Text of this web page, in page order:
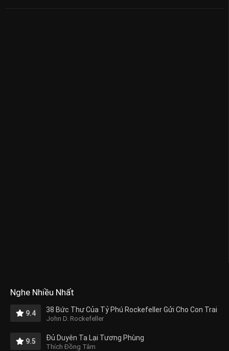
Nghe Nhiều Nhất
9.4 38 Bức Thư Của Tỷ Phú Rockefeller Gửi Cho Con Trai
John D. Rockefeller
9.5 Đủ Duyên Ta Lại Tương Phùng
Thích Đồng Tâm